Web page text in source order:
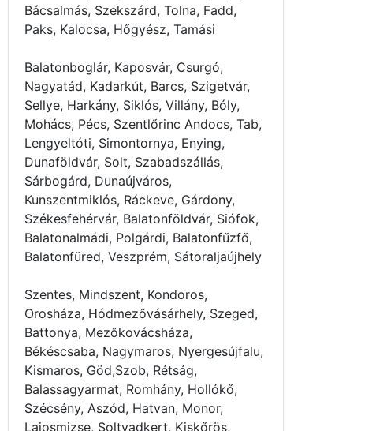
Bácsalmás, Szekszárd, Tolna, Fadd,
Paks, Kalocsa, Hőgyész, Tamási
Balatonboglár, Kaposvár, Csurgó,
Nagyatád, Kadarkút, Barcs, Szigetvár,
Sellye, Harkány, Siklós, Villány, Bóly,
Mohács, Pécs, Szentlőrinc Andocs, Tab,
Lengyeltóti, Simontornya, Enying,
Dunaföldvár, Solt, Szabadszállás,
Sárbogárd, Dunaújváros,
Kunszentmiklós, Ráckeve, Gárdony,
Székesfehérvár, Balatonföldvár, Siófok,
Balatonalmádi, Polgárdi, Balatonfűzfő,
Balatonfüred, Veszprém, Sátoraljaújhely
Szentes, Mindszent, Kondoros,
Orosháza, Hódmezővásárhely, Szeged,
Battonya, Mezőkovácsháza,
Békéscsaba, Nagymaros, Nyergesújfalu,
Kismaros, Göd,Szob, Rétság,
Balassagyarmat, Romhány, Hollókő,
Szécsény, Aszód, Hatvan, Monor,
Lajosmizse, Soltvadkert, Kiskőrös,